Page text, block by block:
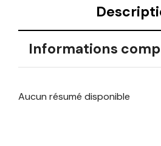
Informations
Aucun résumé disponible